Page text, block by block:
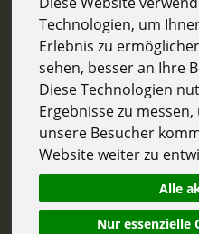
Technologien, um
Erlebnis zu
sehen, besser an Ihre
Diese Technologien
Ergebnisse zu
unsere Besucher
Website weiter zu
Alle
Nur essenzielle
Aroma Sauna
Atemkraft
1 * 100 ml (179,90 € / l)